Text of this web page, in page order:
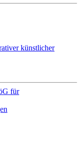
künstlicher
für